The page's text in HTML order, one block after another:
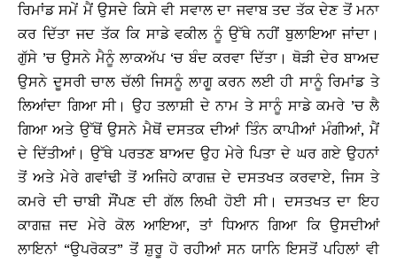
ਰਿਮਾਂਡ ਸਮੇਂ ਮੈਂ ਉਸਦੇ ਕਿਸੇ ਵੀ ਸਵਾਲ ਦਾ ਜਵਾਬ ਤਦ ਤੱਕ ਦੇਣ ਤੋਂ ਮਨਾ
ਕਰ ਦਿੱਤਾ ਜਦ ਤੱਕ ਕਿ ਸਾਡੇ ਵਕੀਲ ਨੂੰ ਉੱਥੇ ਨਹੀਂ ਬੁਲਾਇਆ ਜਾਂਦਾ।
ਗੁੱਸੇ ’ਚ ਉਸਨੇ ਮੈਨੂੰ ਲਾਕਅੱਪ ‘ਚ ਬੰਦ ਕਰਵਾ ਦਿੱਤਾ। ਥੋੜੀ ਦੇਰ ਬਾਅਦ
ਉਸਨੇ ਦੂਸਰੀ ਚਾਲ ਚੱਲੀ ਜਿਸਨੂੰ ਲਾਗੂ ਕਰਨ ਲਈ ਹੀ ਸਾਨੂੰ ਰਿਮਾਂਡ ਤੇ
ਲਿਆਂਦਾ ਗਿਆ ਸੀ। ਉਹ ਤਲਾਸ਼ੀ ਦੇ ਨਾਮ ਤੇ ਸਾਨੂੰ ਸਾਡੇ ਕਮਰੇ ’ਚ ਲੈ
ਗਿਆ ਅਤੇ ਉੱਥੋਂ ਉਸਨੇ ਮੈਥੋਂ ਦਸਤਕ ਦੀਆਂ ਤਿੰਨ ਕਾਪੀਆਂ ਮੰਗੀਆਂ, ਮੈਂ
ਦੇ ਦਿੱਤੀਆਂ। ਉੱਥੇ ਪਰਤਣ ਬਾਅਦ ਉਹ ਮੇਰੇ ਪਿਤਾ ਦੇ ਘਰ ਗਏ ਉਹਨਾਂ
ਤੋਂ ਅਤੇ ਮੇਰੇ ਗਵਾਂਢੀ ਤੋਂ ਅਜਿਹੇ ਕਾਗਜ਼ ਦੇ ਦਸਤਖਤ ਕਰਵਾਏ, ਜਿਸ ਤੇ
ਕਮਰੇ ਦੀ ਚਾਬੀ ਸੌਂਪਣ ਦੀ ਗੱਲ ਲਿਖੀ ਹੋਈ ਸੀ। ਦਸਤਖਤ ਦਾ ਇਹ
ਕਾਗਜ਼ ਜਦ ਮੇਰੇ ਕੋਲ ਆਇਆ, ਤਾਂ ਧਿਆਨ ਗਿਆ ਕਿ ਉਸਦੀਆਂ
ਲਾਇਨਾਂ “ਉਪਰੋਕਤ” ਤੋਂ ਸ਼ੁਰੂ ਹੋ ਰਹੀਆਂ ਸਨ ਯਾਨਿ ਇਸਤੋਂ ਪਹਿਲਾਂ ਵੀ